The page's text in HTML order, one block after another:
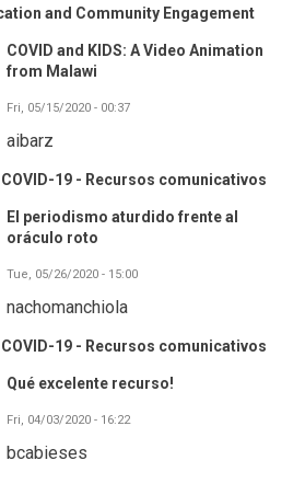
and Community Engagement
COVID and KIDS: A Video Animation
from Malawi
Fri, 05/15/2020 - 00:37
aibarz
COVID-19 - Recursos comunicativos
El periodismo aturdido frente al
oráculo roto
Tue, 05/26/2020 - 15:00
nachomanchiola
COVID-19 - Recursos comunicativos
Qué excelente recurso!
Fri, 04/03/2020 - 16:22
bcabieses